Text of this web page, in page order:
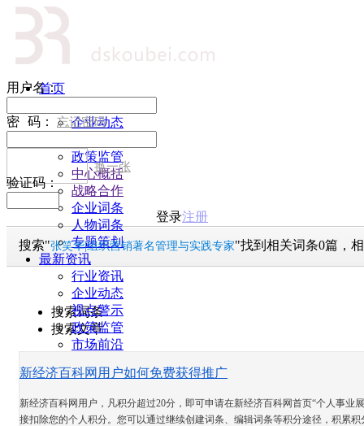
首页
企业动态
政策监管
中心概括
战略合作
企业词条
人物词条
专题策划
最新资讯
行业资讯
企业动态
视点警示
政策监管
市场前沿
百科词条
企业词条
人物词条
用户名：
密 码： 忘记密码
换一张
验证码：
登录注册
搜索"张笑华|组织营销著名管理与实践专家"找到相关词条0篇，
搜索词条
搜索文章
新经济百科网用户如何免费获得推广
新经济百科网用户，凡积分超过20分，即可申请在新经济百科网首页“个人事业
接扣除您的个人积分。您可以通过继续创建词条、编辑词条等积分途径，积累